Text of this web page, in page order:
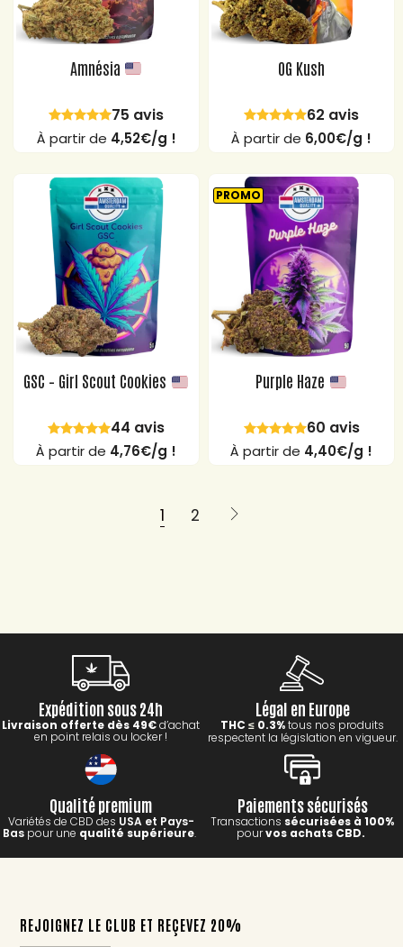
Amnésia
75 avis
À partir de 4,52€/g !
OG Kush
62 avis
À partir de 6,00€/g !
GSC – Girl Scout Cookies
44 avis
À partir de 4,76€/g !
PROMO
Purple Haze
60 avis
À partir de 4,40€/g !
1 2
Expédition sous 24h
Livraison offerte dès 49€d’achat
en point relais ou locker !
Légal en Europe
THC ≤ 0.3%tous nos produits
respectent la législation en vigueur.
Qualité premium
Variétés de CBD des USA et Pays-
Bas pour une qualité supérieure.
Paiements sécurisés
Transactions sécurisées à 100%
pourvos achats CBD.
REJOIGNEZ LE CLUB ET REÇEVEZ 20%